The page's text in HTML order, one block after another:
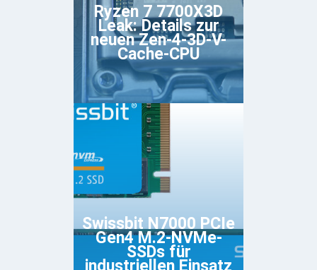
Ryzen 7 7700X3D
Leak: Details zur
neuen Zen-4-3D-V-
Cache-CPU
Swissbit N7000 PCIe
Gen4 M.2-NVMe-
SSDs für